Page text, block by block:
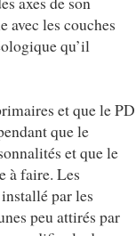
les couches
qu’il
et que le PD
que le
et que le
à faire. Les
par les
peu attirés par